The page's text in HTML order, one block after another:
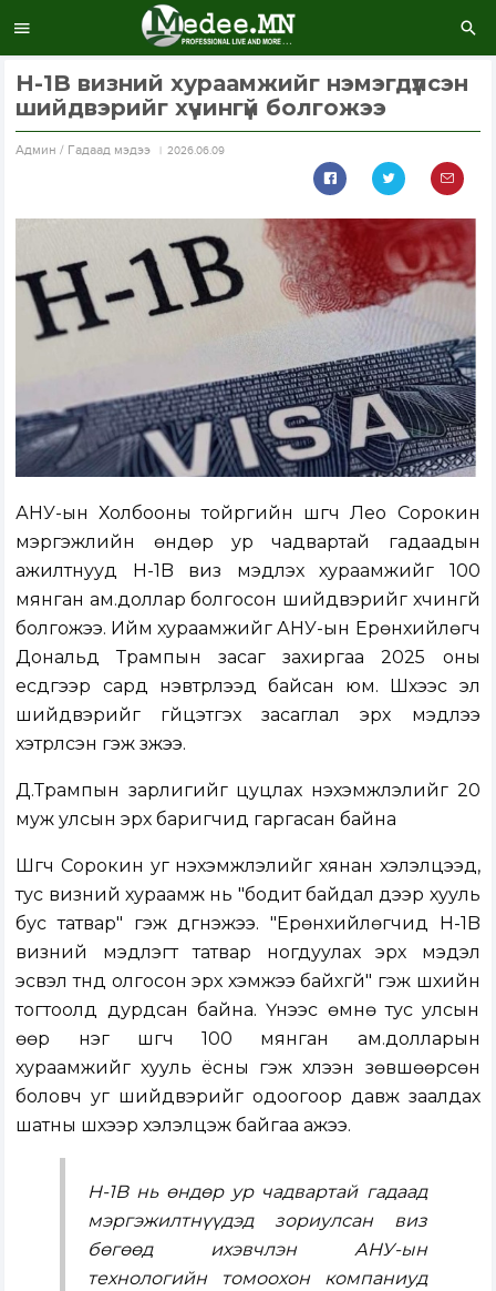
H-1B визний хураамжийг нэмэгдүүлсэн
шийдвэрийг хүчингүй болгожээ
Aдмин / Гадаад мэдээ 2026.06.09
АНУ-ын Холбооны тойргийн шүүгч Лео Сорокин
мэргэжлийн өндөр ур чадвартай гадаадын
ажилтнууд H-1B виз мэдүүлэх хураамжийг 100
мянган ам.доллар болгосон шийдвэрийг хүчингүй
болгожээ. Ийм хураамжийг АНУ-ын Ерөнхийлөгч
Дональд Трампын засаг захиргаа 2025 оны
есдүгээр сард нэвтрүүлээд байсан юм. Шүүхээс эл
шийдвэрийг гүйцэтгэх засаглал эрх мэдлээ
хэтрүүлсэн гэж үзжээ.
Д.Трампын зарлигийг цуцлах нэхэмжлэлийг 20
муж улсын эрх баригчид гаргасан байна
Шүүгч Сорокин уг нэхэмжлэлийг хянан хэлэлцээд,
тус визний хураамж нь "бодит байдал дээр хууль
бус татвар" гэж дүгнэжээ. "Ерөнхийлөгчид H-1B
визний мэдүүлэгт татвар ногдуулах эрх мэдэл
эсвэл түүнд олгосон эрх хэмжээ байхгүй" гэж шүүхийн
тогтоолд дурдсан байна. Үүнээс өмнө тус улсын
өөр нэг шүүгч 100 мянган ам.долларын
хураамжийг хууль ёсны гэж хүлээн зөвшөөрсөн
боловч уг шийдвэрийг одоогоор давж заалдах
шатны шүүхээр хэлэлцэж байгаа ажээ.
H-1B нь өндөр ур чадвартай гадаад
мэргэжилтнүүдэд зориулсан виз
бөгөөд ихэвчлэн АНУ-ын
технологийн томоохон компаниуд